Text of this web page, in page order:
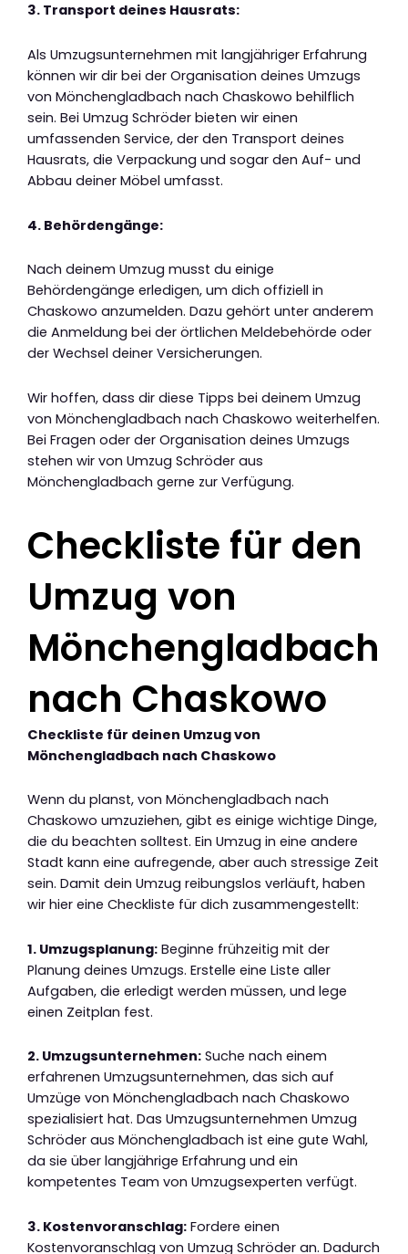
3. Transport deines Hausrats:
Als Umzugsunternehmen mit langjähriger Erfahrung
können wir dir bei der Organisation deines Umzugs
von Mönchengladbach nach Chaskowo behilflich
sein. Bei Umzug Schröder bieten wir einen
umfassenden Service, der den Transport deines
Hausrats, die Verpackung und sogar den Auf- und
Abbau deiner Möbel umfasst.
4. Behördengänge:
Nach deinem Umzug musst du einige
Behördengänge erledigen, um dich offiziell in
Chaskowo anzumelden. Dazu gehört unter anderem
die Anmeldung bei der örtlichen Meldebehörde oder
der Wechsel deiner Versicherungen.
Wir hoffen, dass dir diese Tipps bei deinem Umzug
von Mönchengladbach nach Chaskowo weiterhelfen.
Bei Fragen oder der Organisation deines Umzugs
stehen wir von Umzug Schröder aus
Mönchengladbach gerne zur Verfügung.
Checkliste für den
Umzug von
Mönchengladbach
nach Chaskowo
Checkliste für deinen Umzug von
Mönchengladbach nach Chaskowo
Wenn du planst, von Mönchengladbach nach
Chaskowo umzuziehen, gibt es einige wichtige Dinge,
die du beachten solltest. Ein Umzug in eine andere
Stadt kann eine aufregende, aber auch stressige Zeit
sein. Damit dein Umzug reibungslos verläuft, haben
wir hier eine Checkliste für dich zusammengestellt:
1. Umzugsplanung: Beginne frühzeitig mit der
Planung deines Umzugs. Erstelle eine Liste aller
Aufgaben, die erledigt werden müssen, und lege
einen Zeitplan fest.
2. Umzugsunternehmen: Suche nach einem
erfahrenen Umzugsunternehmen, das sich auf
Umzüge von Mönchengladbach nach Chaskowo
spezialisiert hat. Das Umzugsunternehmen Umzug
Schröder aus Mönchengladbach ist eine gute Wahl,
da sie über langjährige Erfahrung und ein
kompetentes Team von Umzugsexperten verfügt.
3. Kostenvoranschlag: Fordere einen
Kostenvoranschlag von Umzug Schröder an. Dadurch